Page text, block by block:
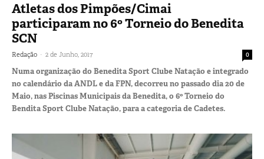
Atletas dos Pimpões/Cimai
participaram no 6º Torneio do Benedita
SCN
Redação - 2 de Junho, 2017 0
Numa organização do Benedita Sport Clube Natação e integrado
no calendário da ANDL e da FPN, decorreu no passado dia 20 de
Maio, nas Piscinas Municipais da Benedita, o 6º Torneio do
Bendita Sport Clube Natação, para a categoria de Cadetes.